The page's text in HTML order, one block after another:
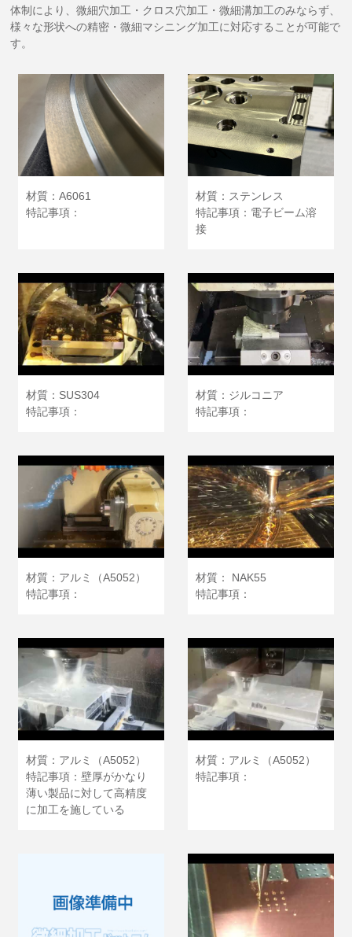
体制により、微細穴加工・クロス穴加工・微細溝加工のみならず、
様々な形状への精密・微細マシニング加工に対応することが可能で
す。
材質：A6061
特記事項：
材質：ステンレス
特記事項：電子ビーム溶
接
材質：SUS304
特記事項：
材質：ジルコニア
特記事項：
材質：アルミ（A5052）
特記事項：
材質： NAK55
特記事項：
材質：アルミ（A5052）
特記事項：壁厚がかなり
薄い製品に対して高精度
に加工を施している
材質：アルミ（A5052）
特記事項：